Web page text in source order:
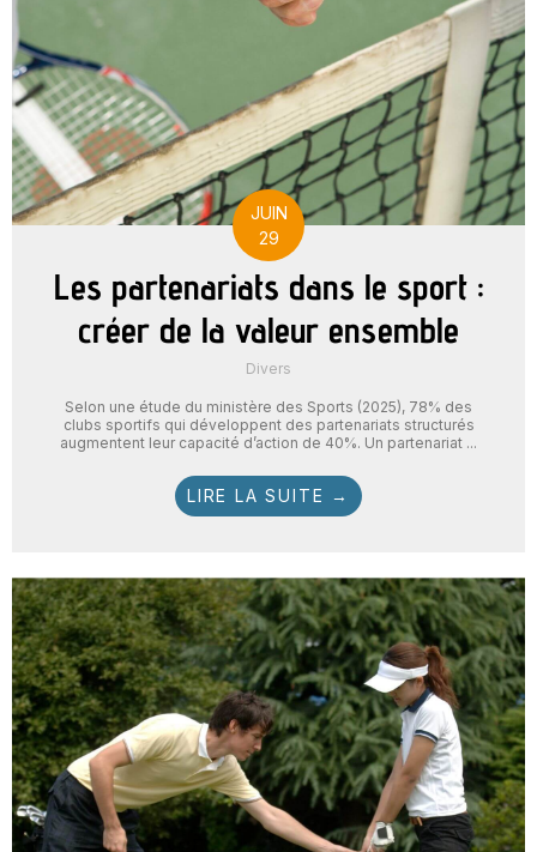
JUIN
29
Les partenariats dans le sport :
créer de la valeur ensemble
Divers
Selon une étude du ministère des Sports (2025), 78% des
clubs sportifs qui développent des partenariats structurés
augmentent leur capacité d’action de 40%. Un partenariat ...
LIRE LA SUITE →